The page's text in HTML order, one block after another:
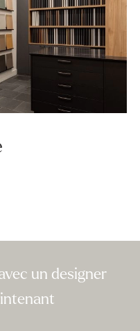
un designer